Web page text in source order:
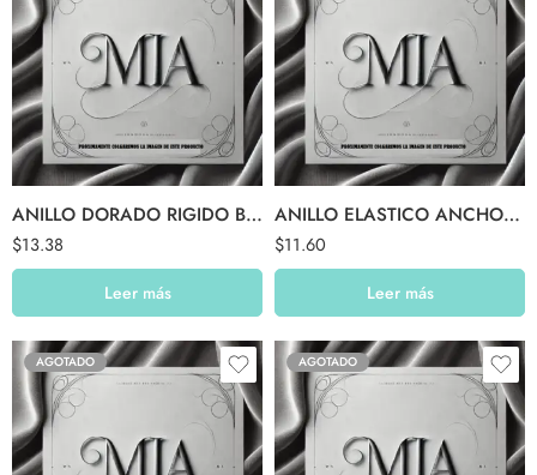
ANILLO DORADO RIGIDO BRILLOS BOHO
$13.38
Leer más
ANILLO ELASTICO ANCHO DORADO PANAL
$11.60
Leer más
AGOTADO AGOTADO